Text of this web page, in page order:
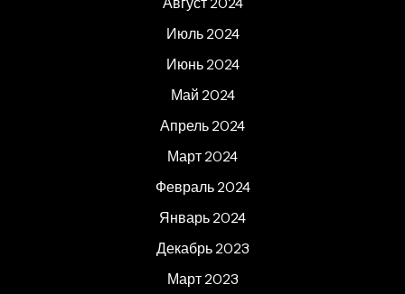
Июль 2024
Июнь 2024
Май 2024
Апрель 2024
Март 2024
Февраль 2024
Январь 2024
Декабрь 2023
Март 2023